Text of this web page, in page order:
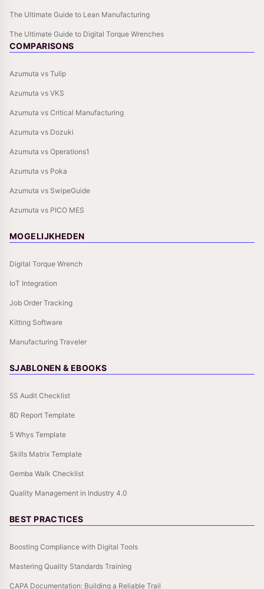
The Ultimate Guide to Lean Manufacturing
The Ultimate Guide to Digital Torque Wrenches
COMPARISONS
Azumuta vs Tulip
Azumuta vs VKS
Azumuta vs Critical Manufacturing
Azumuta vs Dozuki
Azumuta vs Operations1
Azumuta vs Poka
Azumuta vs SwipeGuide
Azumuta vs PICO MES
MOGELIJKHEDEN
Digital Torque Wrench
IoT Integration
Job Order Tracking
Kitting Software
Manufacturing Traveler
SJABLONEN & EBOOKS
5S Audit Checklist
8D Report Template
5 Whys Template
Skills Matrix Template
Gemba Walk Checklist
Quality Management in Industry 4.0
BEST PRACTICES
Boosting Compliance with Digital Tools
Mastering Quality Standards Training
CAPA Documentation: Building a Reliable Trail